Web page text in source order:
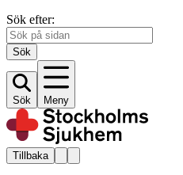
Sök efter:
Sök
Sök Meny
Tillbaka